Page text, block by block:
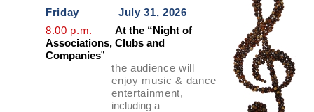
Friday July 31, 2026
8.00 p.m.
At the “Night of
Associations, Clubs and
Companies”
the audience will
enjoy music & dance
entertainment,
including a